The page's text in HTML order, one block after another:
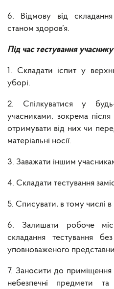
6. Відмову від
станом здоров’я.
Під час тестування
1. Складати іспит у
уборі.
2. Спілкуватися у
учасниками, зокрема після
отримувати від них чи
матеріальні носії.
3. Заважати іншим
4. Складати тестування
5. Списувати, в тому числі в
6. Залишати робоче
складання тестування
уповноваженого
7. Заносити до приміщення
небезпечні предмети